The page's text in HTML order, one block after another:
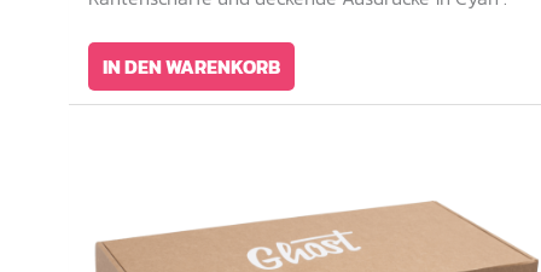
IN DEN WARENKORB